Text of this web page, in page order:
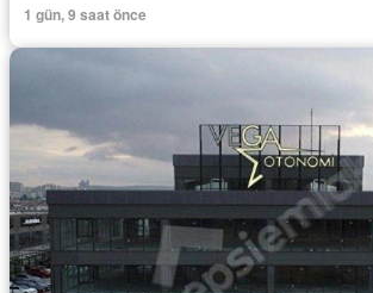
1 gün, 9 saat önce